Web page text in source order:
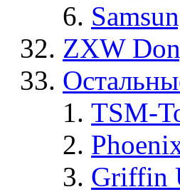
ZXW
TSM-
Griffin